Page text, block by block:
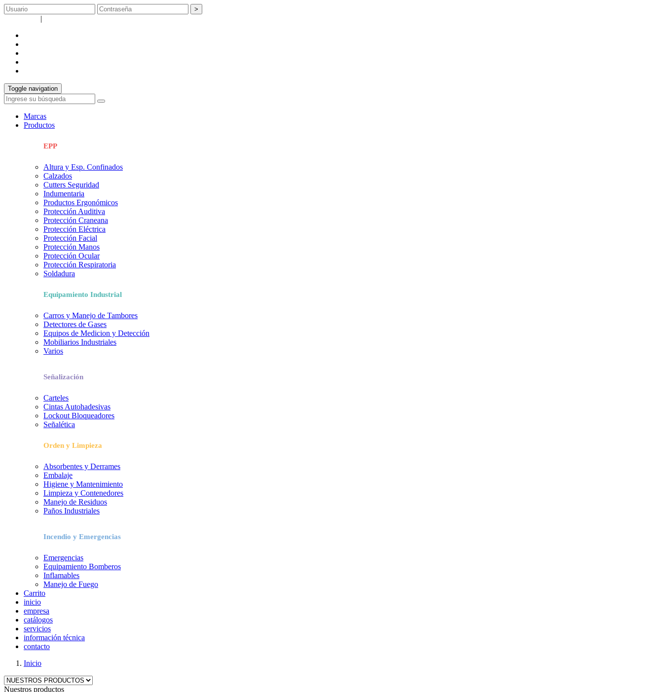
>
|
Toggle navigation
Marcas
Productos
EPP
Altura y Esp. Confinados
Calzados
Cutters Seguridad
Indumentaria
Productos Ergonómicos
Protección Auditiva
Protección Craneana
Protección Eléctrica
Protección Facial
Protección Manos
Protección Ocular
Protección Respiratoria
Soldadura
Equipamiento Industrial
Carros y Manejo de Tambores
Detectores de Gases
Equipos de Medicion y Detección
Mobiliarios Industriales
Varios
Señalización
Carteles
Cintas Autohadesivas
Lockout Bloqueadores
Señalética
Orden y Limpieza
Absorbentes y Derrames
Embalaje
Higiene y Mantenimiento
Limpieza y Contenedores
Manejo de Residuos
Paños Industriales
Incendio y Emergencias
Emergencias
Equipamiento Bomberos
Inflamables
Manejo de Fuego
Carrito
inicio
empresa
catálogos
servicios
información técnica
contacto
Inicio
Nuestros productos